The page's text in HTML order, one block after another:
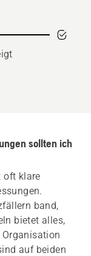
sollten ich
oft klare
band,
bietet alles,
auf beiden